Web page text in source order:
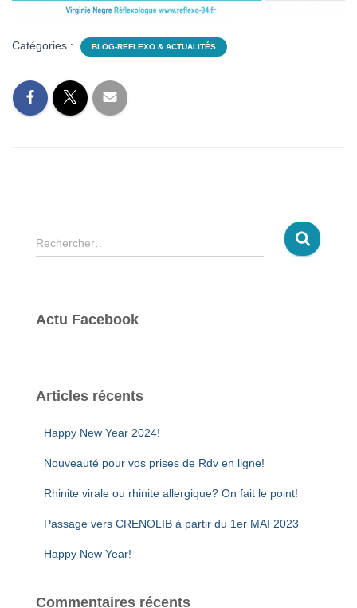
Catégories : BLOG-REFLEXO & ACTUALITÉS
R
e
r
r
Rechercher…
Actu Facebook
Articles récents
Happy New Year 2024!
Nouveauté pour vos prises de Rdv en ligne!
Rhinite virale ou rhinite allergique? On fait le point!
Passage vers CRENOLIB à partir du 1er MAI 2023
Happy New Year!
Commentaires récents